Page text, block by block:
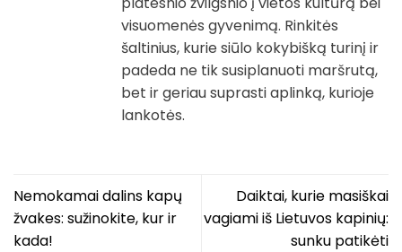
visuomenės gyvenimą. Rinkitės
šaltinius, kurie siūlo kokybišką turinį ir
padeda ne tik susiplanuoti maršrutą,
bet ir geriau suprasti aplinką, kurioje
lankotės.
Nemokamai dalins kapų
žvakes: sužinokite, kur ir
kada!
Daiktai, kurie masiškai
vagiami iš Lietuvos kapinių:
sunku patikėti